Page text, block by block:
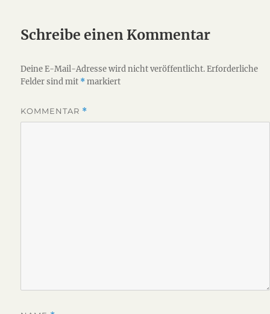
Schreibe einen Kommentar
Deine E-Mail-Adresse wird nicht veröffentlicht. Erforderliche
Felder sind mit *markiert
KOMMENTAR *